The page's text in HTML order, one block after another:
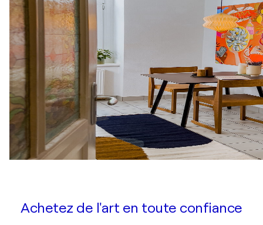
Achetez de l'art en toute confiance